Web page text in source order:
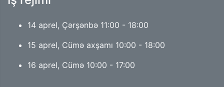
14 aprel, Çərşənbə 11:00 - 18:00
15 aprel, Cümə axşamı 10:00 - 18:00
16 aprel, Cümə 10:00 - 17:00